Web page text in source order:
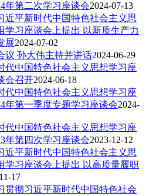
年第二次学习座谈会2024-07-13
近平新时代中国特色社会主义思
学习座谈会上提出 以新质生产力
展2024-07-02
议 孙大伟主持并讲话2024-06-29
代中国特色社会主义思想学习座
会召开2024-06-18
代中国特色社会主义思想学习座
年第一季度专题学习座谈会2024-
代中国特色社会主义思想学习座
年第四次学习座谈会2023-12-12
近平新时代中国特色社会主义思
学习座谈会上提出 以高质量履职
17
贯彻习近平新时代中国特色社会